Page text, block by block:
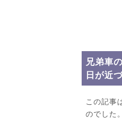
兄弟車
日が近
この記事
のでした